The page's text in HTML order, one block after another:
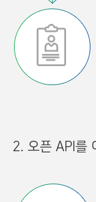
2. 오픈 API를